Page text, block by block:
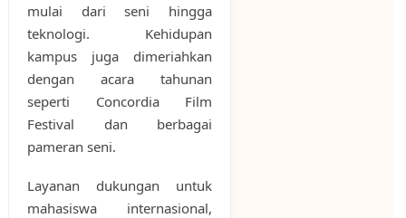
mulai dari seni hingga
teknologi. Kehidupan
kampus juga dimeriahkan
dengan acara tahunan
seperti Concordia Film
Festival dan berbagai
pameran seni.
Layanan dukungan untuk
mahasiswa internasional,